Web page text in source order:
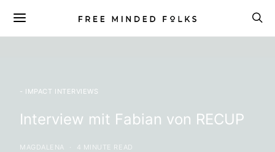
- IMPACT INTERVIEWS
Interview mit Fabian von RECUP
MAGDALENA 4 MINUTE READ